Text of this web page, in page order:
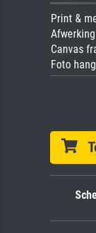
Print &
Afwerking
Canvas
Foto